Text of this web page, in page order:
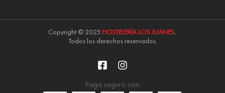
Copyright © 2025 HOSTELERÍA LOS JUANES.
Todos los derechos reservados.
Paga seguro con: